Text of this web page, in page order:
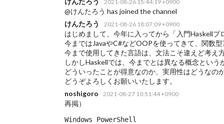
2021-08-26 15:44:19 +0900
@けんたろう has joined the channel
けんたろう
2021-08-26 18:07:09 +0900
はじめまして、今年に入ってから「入門Haskell
今まではJavaやC#などOOPを使ってきて、関数
今まで使用してきた言語は、文法こそ違えど考え
しかしHaskellでは、今までとは異なる概念とい
どういったことが得意なのか、実用性はどうなの
どうぞよろしくお願いいたします。
noshigoro
2021-08-27 10:51:44 +0900
再掲）
Windows PowerShell